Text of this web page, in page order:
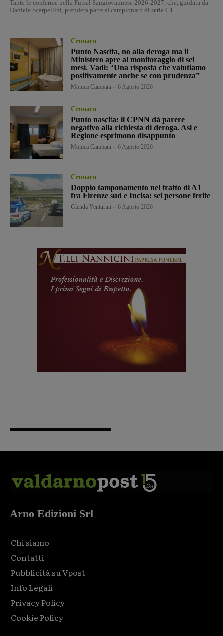
Tante le conferme nella Futsal Sangiovannese 2026-2027, che, guidata da
Daniele Scarpellini, prenderà parte al campionato di serie C1...
Cronaca
Punto Nascita, no alla deroga ma il
Ministero apre al monitoraggio di sei
mesi. Vadi: “Una risposta che valutiamo
positivamente anche se con prudenza”
Monica Campani 6 Agosto 2026
Cronaca
Punto nascita: il CPNN dà parere
negativo alla richiesta di deroga. Asl e
Regione esprimono disappunto
Monica Campani 6 Agosto 2026
Cronaca
Doppio tamponamento nel tratto di A1
fra Firenze sud e Incisa: sei persone ferite
Glenda Venturini 6 Agosto 2026
Arno Edizioni Srl
Chi siamo
Contatti
Pubblicità su Vpost
Info Legali
Privacy Policy
Cookie Policy